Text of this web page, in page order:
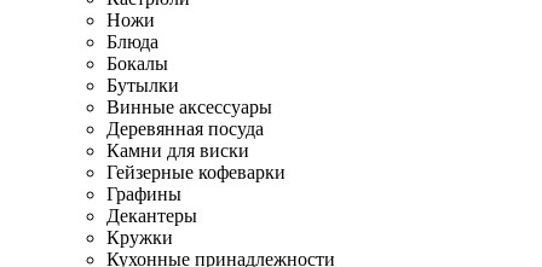
Ножи
Блюда
Бокалы
Бутылки
Винные аксессуары
Деревянная посуда
Камни для виски
Гейзерные кофеварки
Графины
Декантеры
Кружки
Кухонные принадлежности